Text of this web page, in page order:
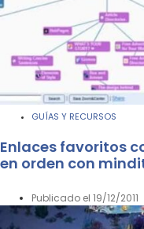
GUÍAS Y RECURSOS
Enlaces favoritos
en orden con
Publicado el 19/12/2011